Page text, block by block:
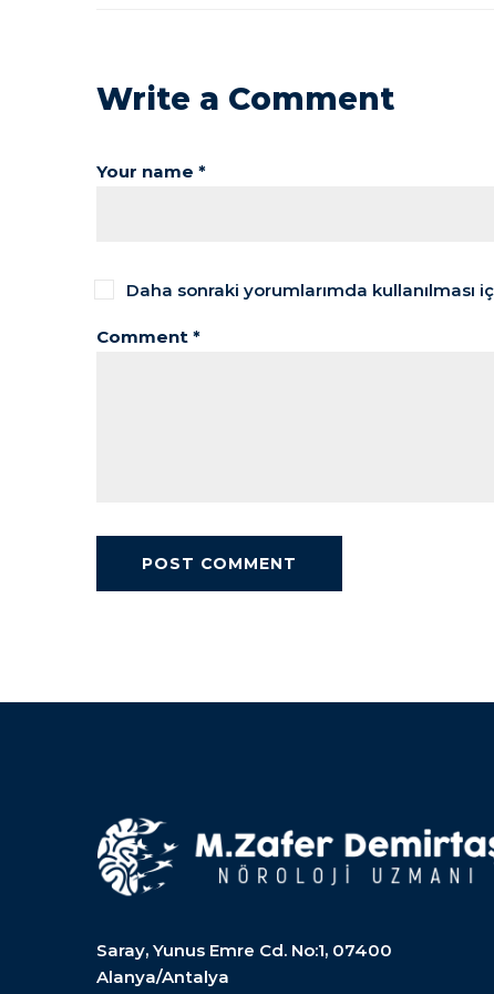
Write a Comment
Your name *
Daha sonraki yorumlarımda kullanılması
Comment *
Saray, Yunus Emre Cd. No:1, 07400
Alanya/Antalya